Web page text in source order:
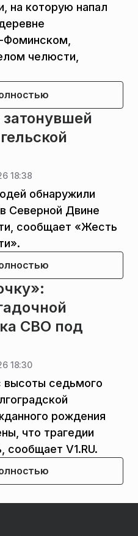
на которую напал
Фоминском,
челюсти,
18:38
обнаружили
Северной Двине
сообщает «Жесть
СВО под
18:30
высоты седьмого
рождения
что трагедии
V1.RU.